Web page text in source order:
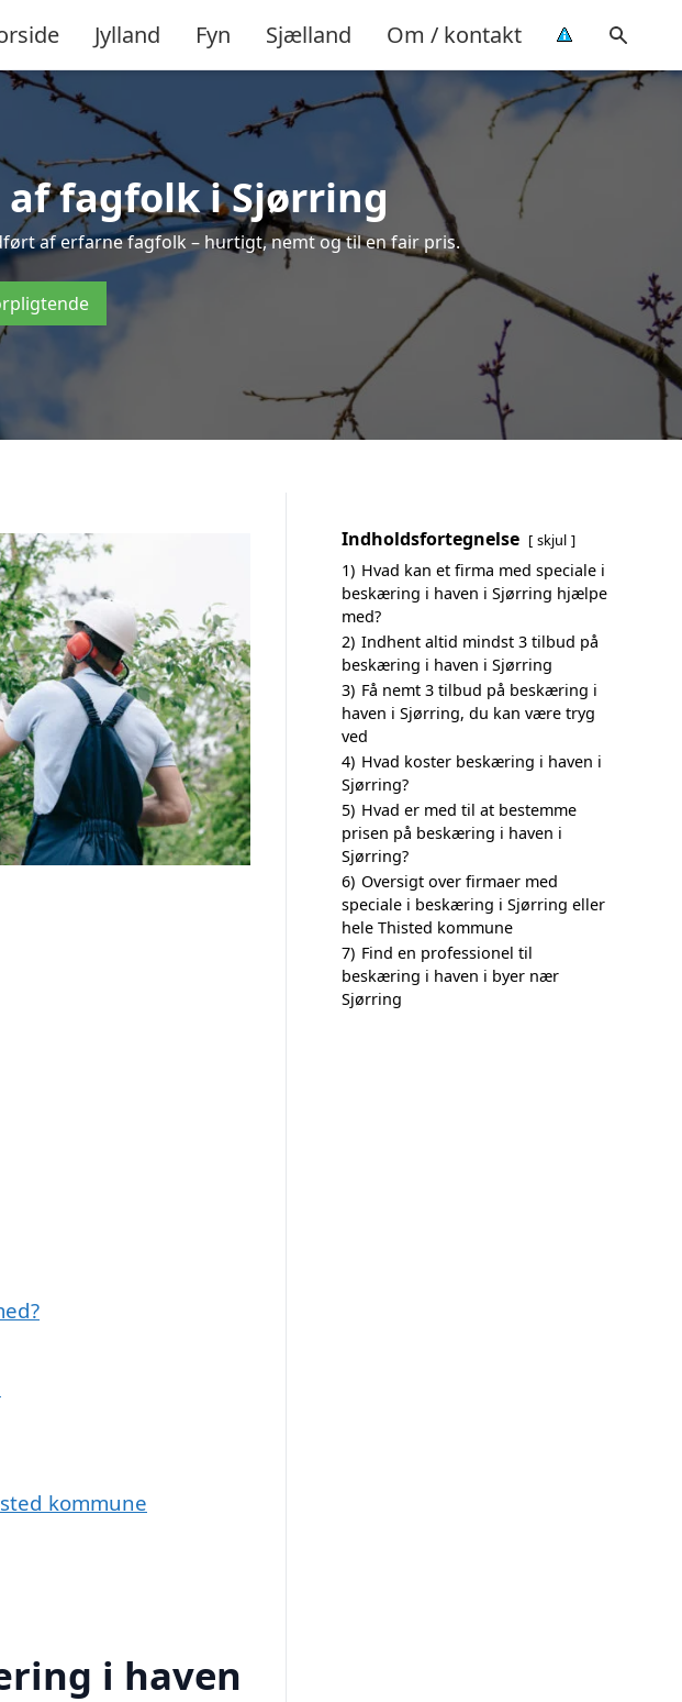
Jylland Fyn Sjælland Om / kontakt
fagfolk i Sjørring
af erfarne fagfolk – hurtigt, nemt og til en fair pris.
kommune
i haven
Indholdsfortegnelse skjul
1) Hvad kan et firma med speciale i
beskæring i haven i Sjørring hjælpe
med?
2) Indhent altid mindst 3 tilbud på
beskæring i haven i Sjørring
3) Få nemt 3 tilbud på beskæring i
haven i Sjørring, du kan være tryg
ved
4) Hvad koster beskæring i haven i
Sjørring?
5) Hvad er med til at bestemme
prisen på beskæring i haven i
Sjørring?
6) Oversigt over firmaer med
speciale i beskæring i Sjørring eller
hele Thisted kommune
7) Find en professionel til
beskæring i haven i byer nær
Sjørring